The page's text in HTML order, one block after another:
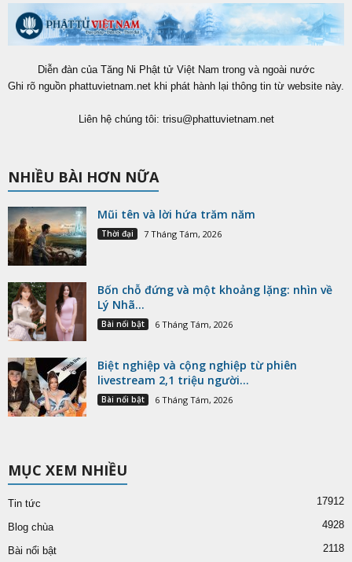
Diễn đàn của Tăng Ni Phật tử Việt Nam trong và ngoài nước
Ghi rõ nguồn phattuvietnam.net khi phát hành lại thông tin từ website này.
Liên hệ chúng tôi: trisu@phattuvietnam.net
NHIỀU BÀI HƠN NỮA
Mũi tên và lời hứa trăm năm
Thời đại 7 Tháng Tám, 2026
Bốn chỗ đứng và một khoảng lặng: nhìn về
Lý Nhã...
Bài nổi bật 6 Tháng Tám, 2026
Biệt nghiệp và cộng nghiệp từ phiên
livestream 2,1 triệu người...
Bài nổi bật 6 Tháng Tám, 2026
MỤC XEM NHIỀU
Tin tức 17912
Blog chùa 4928
Bài nổi bật 2118